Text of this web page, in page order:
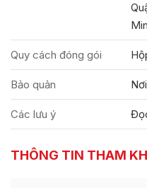
Quy cách đóng gói
Bảo quản
Các lưu ý
THÔNG TIN THAM